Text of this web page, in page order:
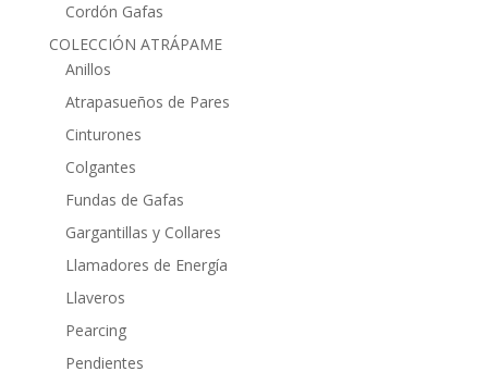
Cordón Gafas
COLECCIÓN ATRÁPAME
Anillos
Atrapasueños de Pares
Cinturones
Colgantes
Fundas de Gafas
Gargantillas y Collares
Llamadores de Energía
Llaveros
Pearcing
Pendientes